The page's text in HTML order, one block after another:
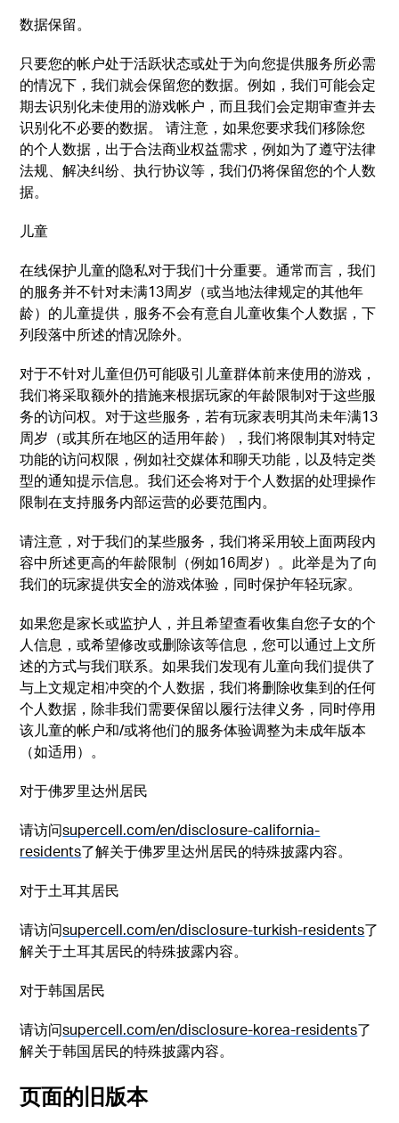
数据保留。
只要您的帐户处于活跃状态或处于为向您提供服务所必需
的情况下，我们就会保留您的数据。例如，我们可能会定
期去识别化未使用的游戏帐户，而且我们会定期审查并去
识别化不必要的数据。 请注意，如果您要求我们移除您
的个人数据，出于合法商业权益需求，例如为了遵守法律
法规、解决纠纷、执行协议等，我们仍将保留您的个人数
据。
儿童
在线保护儿童的隐私对于我们十分重要。通常而言，我们
的服务并不针对未满13周岁（或当地法律规定的其他年
龄）的儿童提供，服务不会有意自儿童收集个人数据，下
列段落中所述的情况除外。
对于不针对儿童但仍可能吸引儿童群体前来使用的游戏，
我们将采取额外的措施来根据玩家的年龄限制对于这些服
务的访问权。对于这些服务，若有玩家表明其尚未年满13
周岁（或其所在地区的适用年龄），我们将限制其对特定
功能的访问权限，例如社交媒体和聊天功能，以及特定类
型的通知提示信息。我们还会将对于个人数据的处理操作
限制在支持服务内部运营的必要范围内。
请注意，对于我们的某些服务，我们将采用较上面两段内
容中所述更高的年龄限制（例如16周岁）。此举是为了向
我们的玩家提供安全的游戏体验，同时保护年轻玩家。
如果您是家长或监护人，并且希望查看收集自您子女的个
人信息，或希望修改或删除该等信息，您可以通过上文所
述的方式与我们联系。如果我们发现有儿童向我们提供了
与上文规定相冲突的个人数据，我们将删除收集到的任何
个人数据，除非我们需要保留以履行法律义务，同时停用
该儿童的帐户和/或将他们的服务体验调整为未成年版本
（如适用）。
对于佛罗里达州居民
请访问supercell.com/en/disclosure-california-
residents了解关于佛罗里达州居民的特殊披露内容。
对于土耳其居民
请访问supercell.com/en/disclosure-turkish-residents了
解关于土耳其居民的特殊披露内容。
对于韩国居民
请访问supercell.com/en/disclosure-korea-residents了
解关于韩国居民的特殊披露内容。
页面的旧版本